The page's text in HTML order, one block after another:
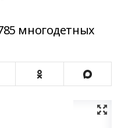
многодетных